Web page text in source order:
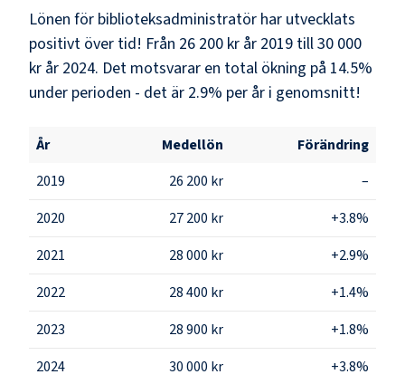
Lönen för biblioteksadministratör har utvecklats
positivt över tid! Från 26 200 kr år 2019 till 30 000
kr år 2024. Det motsvarar en total ökning på 14.5%
under perioden - det är 2.9% per år i genomsnitt!
År Medellön
Förändring
2019
26 200 kr
–
2020
27 200 kr
+3.8%
2021
28 000 kr
+2.9%
2022
28 400 kr
+1.4%
2023
28 900 kr
+1.8%
2024
30 000 kr +3.8%